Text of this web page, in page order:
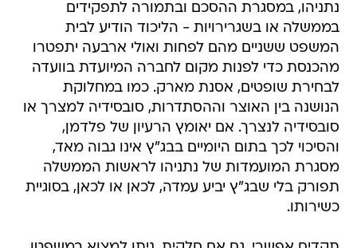
נתניהו, במסגרת ההסכם ובתמורה לתפקידים
בממשלה או בשגרירויות - הליכוד הודיע לבית
המשפט ששניים מהם לפחות ואולי ארבעה יתפטרו
מהכנסת כדי לפנות מקום לחברה המיועדת בוועדה
לבחירת שופטים, אסנת מארק. כמו במחלוקת
הנושנה בין האוצר וההסתדרות, סובסידיה למצרך או
סובסידיה לנצרך. אם יאומץ הרעיון של פלדמן,
והסיכוי לכך בתום היומיים בבג"ץ אינו גבוה מאד,
מסגרת המועמדות של נתניהו לראשות הממשלה
תפורק בלי שבג"ץ יביע עמדה, לכאן או לכאן, בסוגיית
כשירותו.